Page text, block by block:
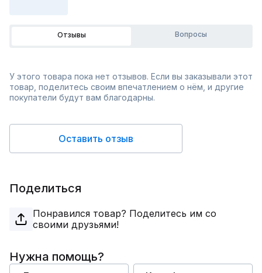
Отзывы Вопросы
У этого товара пока нет отзывов. Если вы заказывали этот
товар, поделитесь своим впечатлением о нём, и другие
покупатели будут вам благодарны.
Оставить отзыв
Поделиться
Понравился товар? Поделитесь им со
своими друзьями!
Нужна помощь?